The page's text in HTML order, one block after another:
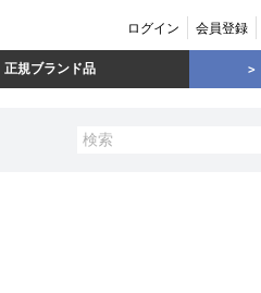
ログイン 会員登録
正規ブランド品